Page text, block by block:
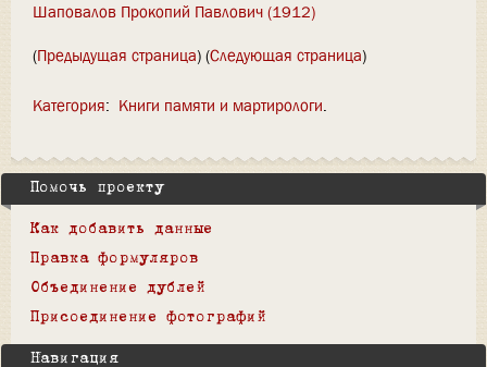
Шаповалов Прокопий Павлович (1912)
(Предыдущая страница) (Следующая страница)
Категория: Книги памяти и мартирологи
Помочь проекту
Как добавить данные
Правка формуляров
Объединение дублей
Присоединение фотографий
Навигация